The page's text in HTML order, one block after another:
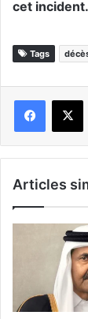
cet incident.
Tags
Articles